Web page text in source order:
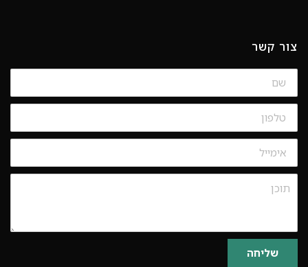
צור קשר
שם
טלפון
אימייל
תוכן
שליחה